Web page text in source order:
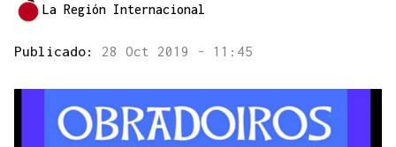
La Región Internacional
Publicado: 28 Oct 2019 - 11:45